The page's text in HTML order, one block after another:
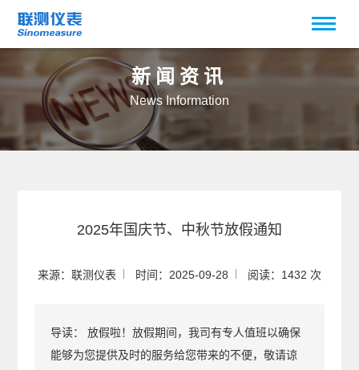
新闻资讯
News Information
2025年国庆节、中秋节放假通知
来源：联测仪表 时间：2025-09-28 阅读：1432 次
导读：
放假啦！放假期间，我司有专人值班以确保
能够为您提供及时的服务给您带来的不便，敬请谅